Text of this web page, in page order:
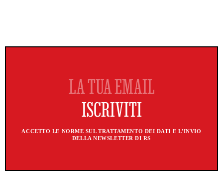
ACCETTO LE NORME SUL TRATTAMENTO DEI DATI E L'INVIO
DELLA NEWSLETTER DI RS